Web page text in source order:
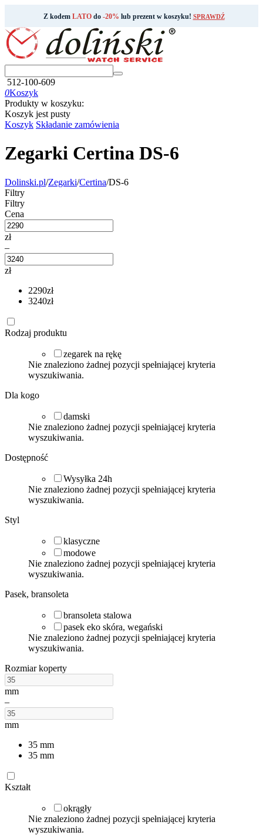
Z kodem LATOdo -20% lub prezent w koszyku! SPRAWDŹ
512-100-609
0Koszyk
Produkty w koszyku:
Koszyk jest pusty
Koszyk Składanie zamówienia
Zegarki Certina DS-6
Dolinski.pl/Zegarki/Certina/DS-6
Filtry
Filtry
Cena
zł
–
zł
2290zł
3240zł
Rodzaj produktu
zegarek na rękę
Nie znaleziono żadnej pozycji spełniającej kryteria
wyszukiwania.
Dla kogo
damski
Nie znaleziono żadnej pozycji spełniającej kryteria
wyszukiwania.
Dostępność
Wysyłka 24h
Nie znaleziono żadnej pozycji spełniającej kryteria
wyszukiwania.
Styl
klasyczne
modowe
Nie znaleziono żadnej pozycji spełniającej kryteria
wyszukiwania.
Pasek, bransoleta
bransoleta stalowa
pasek eko skóra, wegański
Nie znaleziono żadnej pozycji spełniającej kryteria
wyszukiwania.
Rozmiar koperty
mm
–
mm
35 mm
35 mm
Kształt
okrągły
Nie znaleziono żadnej pozycji spełniającej kryteria
wyszukiwania.